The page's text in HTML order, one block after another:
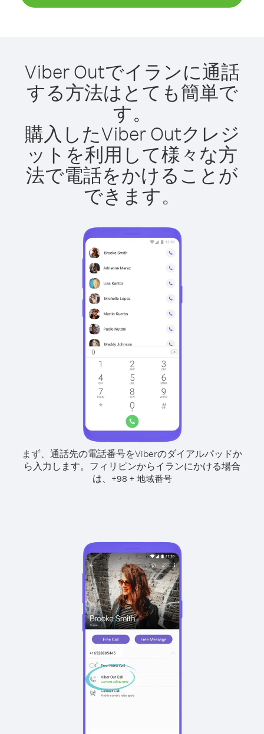
Viber Outでイランに通話
する方法はとても簡単で
す。
購入したViber Outクレジ
ットを利用して様々な方
法で電話をかけることが
できます。
まず、通話先の電話番号をViberのダイアルパッドか
ら入力します。 フィリピンからイランにかける場合
は、
+98 + 地域番号